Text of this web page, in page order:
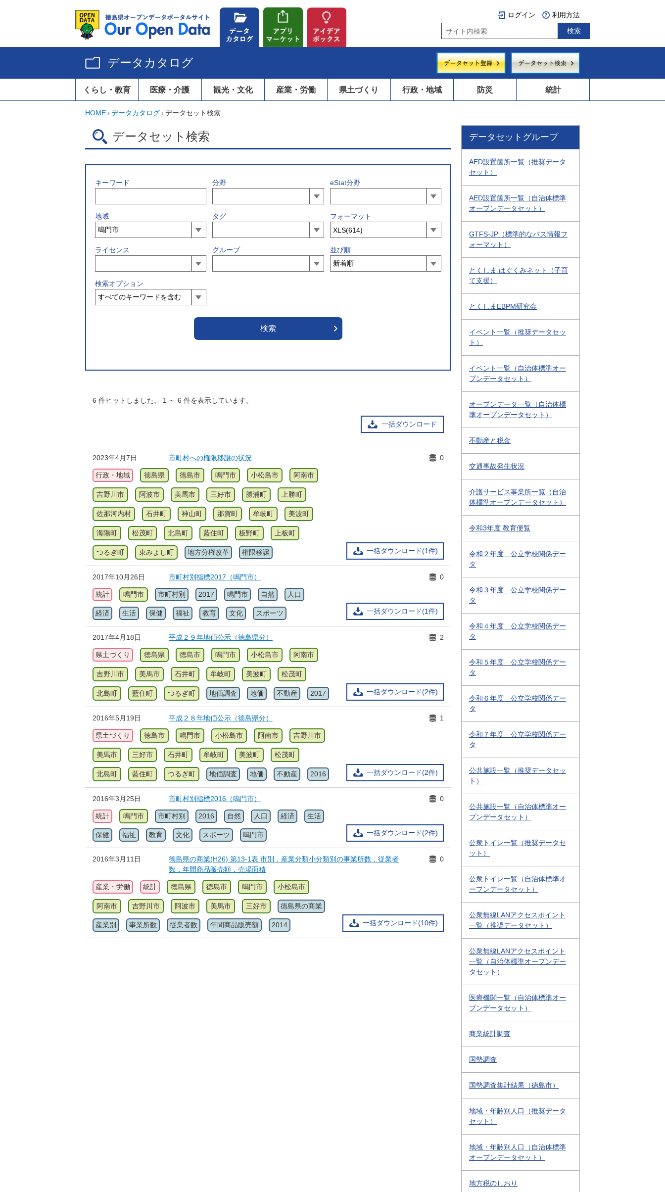
ログイン 利用方法
データカタログ
くらし・教育 医療・介護 観光・文化 産業・労働 県土づくり 行政・地域 防災 統計
HOME› データカタログ› データセット検索
データセット検索
キーワード 分野 eStat分野
地域 タグ フォーマット
ライセンス グループ 並び順
検索オプション
6 件ヒットしました。 1 ～ 6 件を表示しています。
一括ダウンロード
2023年4月7日 市町村への権限移譲の状況
一括ダウンロード(1件)
0
行政・地域 徳島県 徳島市 鳴門市 小松島市 阿南市
吉野川市 阿波市 美馬市 三好市 勝浦町 上勝町
佐那河内村 石井町 神山町 那賀町 牟岐町 美波町
海陽町 松茂町 北島町 藍住町 板野町 上板町
つるぎ町 東みよし町 地方分権改革 権限移譲
2017年10月26日 市町村別指標2017（鳴門市）
一括ダウンロード(1件)
0
統計 鳴門市 市町村別 2017 鳴門市 自然 人口
経済 生活 保健 福祉 教育 文化 スポーツ
2017年4月18日 平成２９年地価公示（徳島県分）
一括ダウンロード(2件)
2
県土づくり 徳島県 徳島市 鳴門市 小松島市 阿南市
吉野川市 美馬市 石井町 牟岐町 美波町 松茂町
北島町 藍住町 つるぎ町 地価調査 地価 不動産 2017
2016年5月19日 平成２８年地価公示（徳島県分）
一括ダウンロード(2件)
1
県土づくり 徳島市 鳴門市 小松島市 阿南市 吉野川市
美馬市 三好市 石井町 牟岐町 美波町 松茂町
北島町 藍住町 つるぎ町 地価調査 地価 不動産 2016
2016年3月25日 市町村別指標2016（鳴門市）
一括ダウンロード(2件)
0
統計 鳴門市 市町村別 2016 自然 人口 経済 生活
保健 福祉 教育 文化 スポーツ 鳴門市
2016年3月11日
徳島県の商業(H26) 第13-1表 市別，産業分類小分類別の事業所数，従業者
数，年間商品販売額，売場面積
一括ダウンロード(10件)
0
産業・労働 統計 徳島県 徳島市 鳴門市 小松島市
阿南市 吉野川市 阿波市 美馬市 三好市 徳島県の商業
産業別 事業所数 従業者数 年間商品販売額 2014
データセットグループ
AED設置箇所一覧（推奨データ
セット）
AED設置箇所一覧（自治体標準
オープンデータセット）
GTFS-JP（標準的なバス情報フ
ォーマット）
とくしま はぐくみネット（子育
て支援）
とくしまEBPM研究会
イベント一覧（推奨データセッ
ト）
イベント一覧（自治体標準オー
プンデータセット）
オープンデータ一覧（自治体標
準オープンデータセット）
不動産と税金
交通事故発生状況
介護サービス事業所一覧（自治
体標準オープンデータセット）
令和3年度 教育便覧
令和２年度 公立学校関係デー
タ
令和３年度 公立学校関係デー
タ
令和４年度 公立学校関係デー
タ
令和５年度 公立学校関係デー
タ
令和６年度 公立学校関係デー
タ
令和７年度 公立学校関係デー
タ
公共施設一覧（推奨データセッ
ト）
公共施設一覧（自治体標準オー
プンデータセット）
公衆トイレ一覧（推奨データセ
ット）
公衆トイレ一覧（自治体標準オ
ープンデータセット）
公衆無線LANアクセスポイント
一覧（推奨データセット）
公衆無線LANアクセスポイント
一覧（自治体標準オープンデー
タセット）
医療機関一覧（自治体標準オー
プンデータセット）
商業統計調査
国勢調査
国勢調査集計結果（徳島市）
地域・年齢別人口（推奨データ
セット）
地域・年齢別人口（自治体標準
オープンデータセット）
地方税のしおり